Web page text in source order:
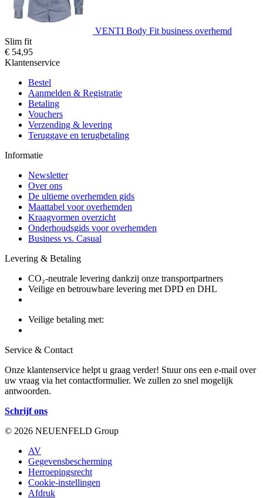
VENTI Body Fit business overhemd
Slim fit
€ 54,95
Klantenservice
Bestel
Aanmelden & Registratie
Betaling
Vouchers
Verzending & levering
Teruggave en terugbetaling
Informatie
Newsletter
Over ons
De ultieme overhemden gids
Maattabel voor overhemden
Kraagvormen overzicht
Onderhoudsgids voor overhemden
Business vs. Casual
Levering & Betaling
CO₂-neutrale levering dankzij onze transportpartners
Veilige en betrouwbare levering met DPD en DHL
Veilige betaling met:
Service & Contact
Onze klantenservice helpt u graag verder! Stuur ons een e-mail over
uw vraag via het contactformulier. We zullen zo snel mogelijk
antwoorden.
Schrijf ons
© 2026 NEUENFELD Group
AV
Gegevensbescherming
Herroepingsrecht
Cookie-instellingen
Afdruk